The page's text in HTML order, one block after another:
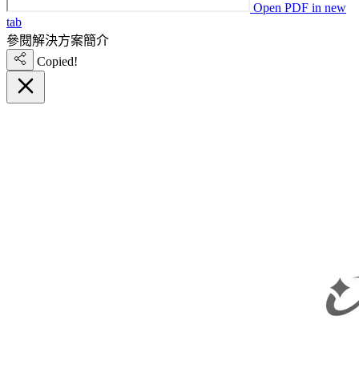
Open PDF in new
tab
參閱解決方案簡介
Copied!